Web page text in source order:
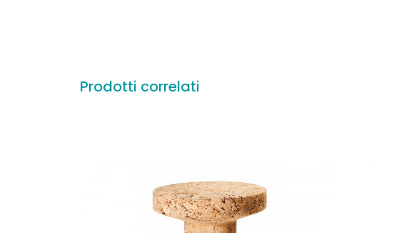
Prodotti correlati